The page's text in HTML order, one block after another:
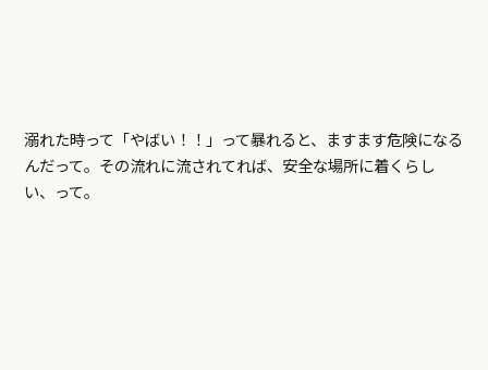
溺れた時って「やばい！！」って暴れると、ますます危険になる
んだって。その流れに流されてれば、安全な場所に着くらし
い、って。